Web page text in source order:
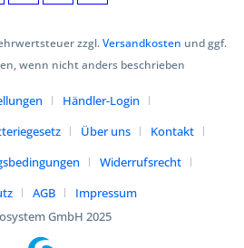
zzgl.Versandkosten und ggf.
wenn nicht anders beschrieben
Händler-Login
Über uns
Kontakt
Widerrufsrecht
AGB
Impressum
GmbH 2025